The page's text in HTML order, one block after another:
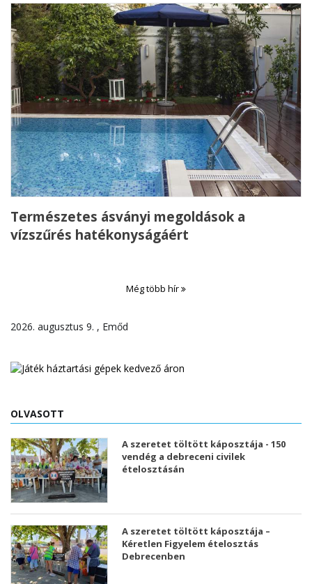
Természetes ásványi megoldások a
vízszűrés hatékonyságáért
Még több hír
2026. augusztus 9. , Emőd
OLVASOTT
A szeretet töltött káposztája - 150
vendég a debreceni civilek
ételosztásán
A szeretet töltött káposztája –
Kéretlen Figyelem ételosztás
Debrecenben